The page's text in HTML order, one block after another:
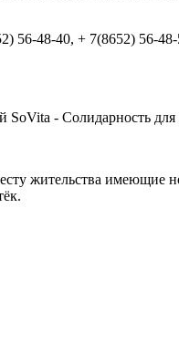
56-48-40, + 7(8652) 56-
- Солидарность
жительства